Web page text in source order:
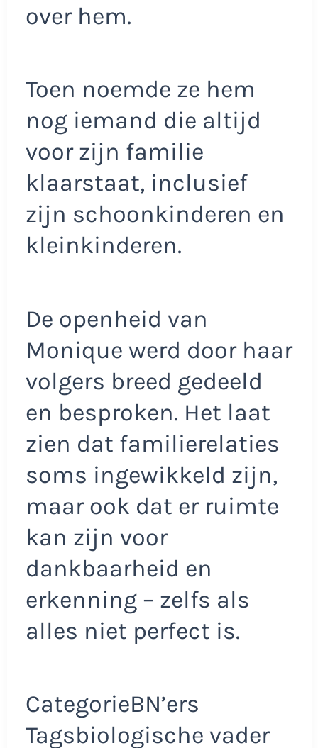
over hem.
Toen noemde ze hem
nog iemand die altijd
voor zijn familie
klaarstaat, inclusief
zijn schoonkinderen en
kleinkinderen.
De openheid van
Monique werd door haar
volgers breed gedeeld
en besproken. Het laat
zien dat familierelaties
soms ingewikkeld zijn,
maar ook dat er ruimte
kan zijn voor
dankbaarheid en
erkenning – zelfs als
alles niet perfect is.
CategorieBN’ers
Tagsbiologische vader